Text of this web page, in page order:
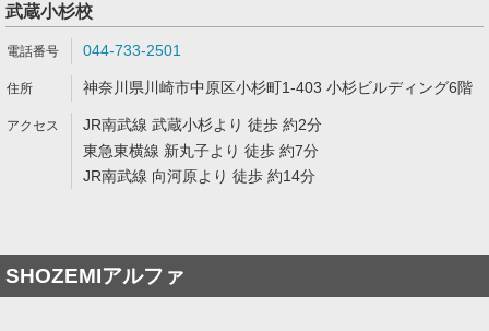
武蔵小杉校
044-733-2501
神奈川県川崎市中原区小杉町1-403 小杉ビルディング6階
JR南武線 武蔵小杉より 徒歩 約2分
東急東横線 新丸子より 徒歩 約7分
JR南武線 向河原より 徒歩 約14分
SHOZEMIアルファ